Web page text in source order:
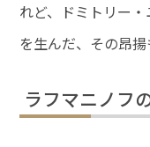
れど、ドミトリー
を生んだ、その昂
ラフマニノフ